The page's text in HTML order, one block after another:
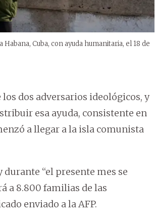
Cuba, con ayuda humanitaria, el 18 de
dos adversarios ideológicos, y
esa ayuda, consistente en
a llegar a la isla comunista
durante “el presente mes se
a 8.800 familias de las
enviado a la AFP.